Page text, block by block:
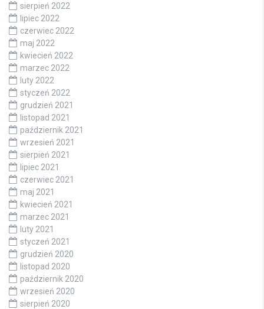
sierpień 2022
lipiec 2022
czerwiec 2022
maj 2022
kwiecień 2022
marzec 2022
luty 2022
styczeń 2022
grudzień 2021
listopad 2021
październik 2021
wrzesień 2021
sierpień 2021
lipiec 2021
czerwiec 2021
maj 2021
kwiecień 2021
marzec 2021
luty 2021
styczeń 2021
grudzień 2020
listopad 2020
październik 2020
wrzesień 2020
sierpień 2020